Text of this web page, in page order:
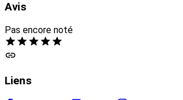
Avis
Pas encore noté
Liens